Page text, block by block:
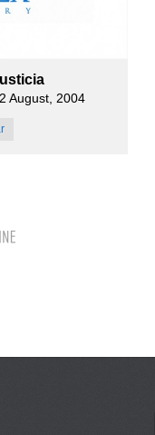
August, 2004